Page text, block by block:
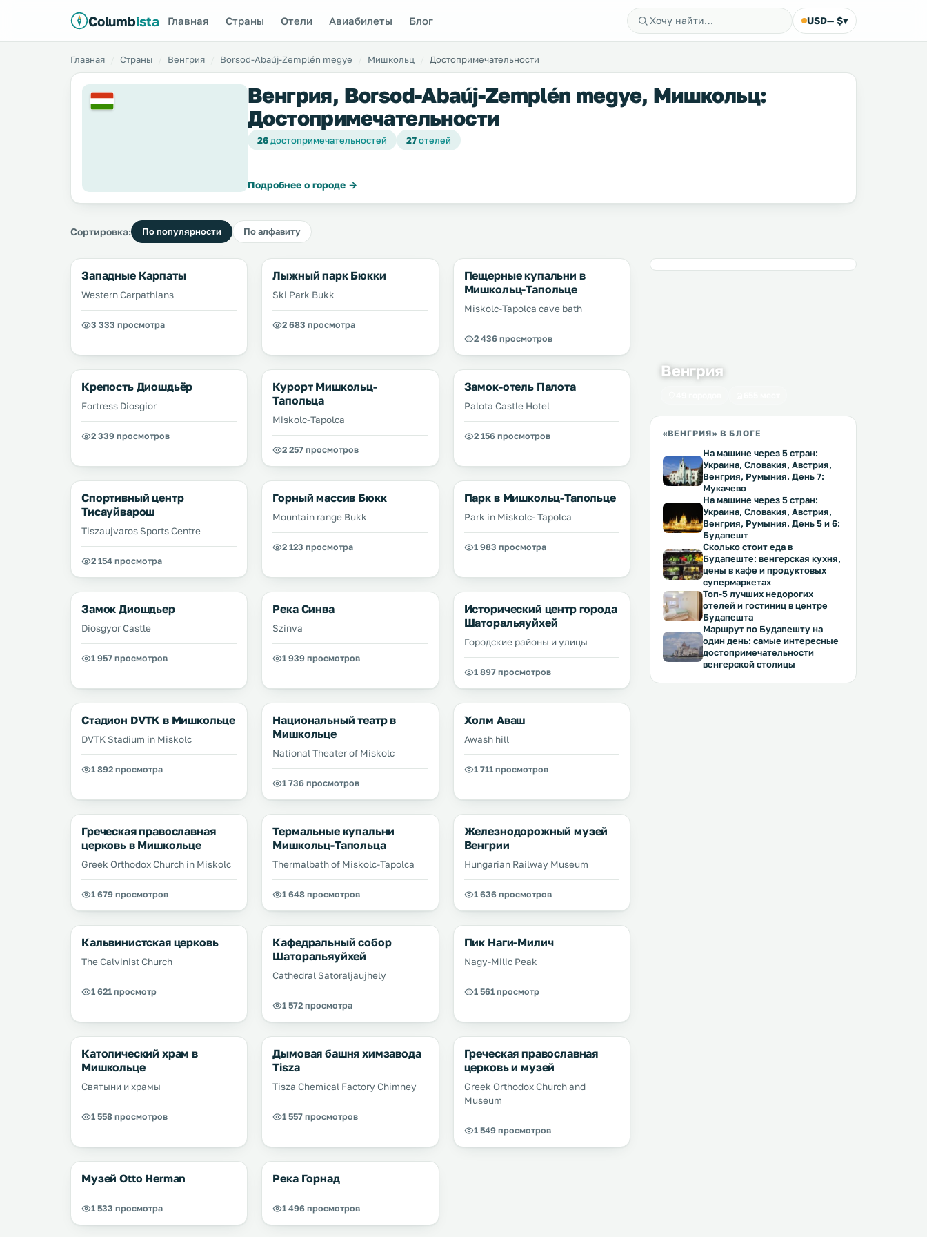
Columbista Главная Страны Отели Авиабилеты Блог USD— $▾
Главная Страны Венгрия Borsod-Abaúj-Zemplén megye Мишкольц Достопримечательности
Венгрия, Borsod-Abaúj-Zemplén megye, Мишкольц:
Достопримечательности
26достопримечательностей 27отелей
Подробнее о городе →
Сортировка: По популярности По алфавиту
Западные Карпаты
Western Carpathians
3 333 просмотра
Лыжный парк Бюкки
Ski Park Bukk
2 683 просмотра
Пещерные купальни в
Мишкольц-Тапольце
Miskolc-Tapolca cave bath
2 436 просмотров
Крепость Диошдьёр
Fortress Diosgior
2 339 просмотров
Курорт Мишкольц-
Тапольца
Miskolc-Tapolca
2 257 просмотров
Замок-отель Палота
Palota Castle Hotel
2 156 просмотров
Спортивный центр
Тисауйварош
Tiszaujvaros Sports Centre
2 154 просмотра
Горный массив Бюкк
Mountain range Bukk
2 123 просмотра
Парк в Мишкольц-Тапольце
Park in Miskolc- Tapolca
1 983 просмотра
Замок Диошдьер
Diosgyor Castle
1 957 просмотров
Река Синва
Szinva
1 939 просмотров
Исторический центр города
Шаторальяуйхей
Городские районы и улицы
1 897 просмотров
Стадион DVTK в Мишкольце
DVTK Stadium in Miskolc
1 892 просмотра
Национальный театр в
Мишкольце
National Theater of Miskolc
1 736 просмотров
Холм Аваш
Awash hill
1 711 просмотров
Греческая православная
церковь в Мишкольце
Greek Orthodox Church in Miskolc
1 679 просмотров
Термальные купальни
Мишкольц-Тапольца
Thermalbath of Miskolc-Tapolca
1 648 просмотров
Железнодорожный музей
Венгрии
Hungarian Railway Museum
1 636 просмотров
Кальвинистская церковь
The Calvinist Church
1 621 просмотр
Кафедральный собор
Шаторальяуйхей
Cathedral Satoraljaujhely
1 572 просмотра
Пик Наги-Милич
Nagy-Milic Peak
1 561 просмотр
Католический храм в
Мишкольце
Святыни и храмы
1 558 просмотров
Дымовая башня химзавода
Tisza
Tisza Chemical Factory Chimney
1 557 просмотров
Греческая православная
церковь и музей
Greek Orthodox Church and
Museum
1 549 просмотров
Музей Оttо Нerman
1 533 просмотра
Река Горнад
1 496 просмотров
Венгрия
«ВЕНГРИЯ» В БЛОГЕ
На машине через 5 стран:
Украина, Словакия, Австрия,
Венгрия, Румыния. День 7:
Мукачево
На машине через 5 стран:
Украина, Словакия, Австрия,
Венгрия, Румыния. День 5 и 6:
Будапешт
Сколько стоит еда в
Будапеште: венгерская кухня,
цены в кафе и продуктовых
супермаркетах
Топ-5 лучших недорогих
отелей и гостиниц в центре
Будапешта
Маршрут по Будапешту на
один день: самые интересные
достопримечательности
венгерской столицы